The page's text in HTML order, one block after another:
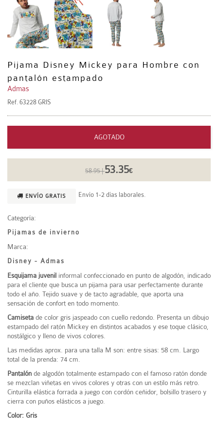
Pijama Disney Mickey para Hombre con
pantalón estampado
Admas
Ref. 63228 GRIS
AGOTADO
58.95 |53.35€
ENVÍO GRATIS Envío 1-2 días laborales.
Categoría:
Pijamas de invierno
Marca:
Disney - Admas
Esquijama juvenil informal confeccionado en punto de algodón, indicado
para el cliente que busca un pijama para usar perfectamente durante
todo el año. Tejido suave y de tacto agradable, que aporta una
sensación de confort en todo momento.
Camiseta de color gris jaspeado con cuello redondo. Presenta un dibujo
estampado del ratón Mickey en distintos acabados y ese toque clásico,
nostálgico y lleno de vivos colores.
Las medidas aprox. para una talla M son: entre sisas: 58 cm. Largo
total de la prenda: 74 cm.
Pantalón de algodón totalmente estampado con el famoso ratón donde
se mezclan viñetas en vivos colores y otras con un estilo más retro.
Cinturilla elástica forrada a juego con cordón ceñidor, bolsillo trasero y
cierra con puños elásticos a juego.
Color: Gris